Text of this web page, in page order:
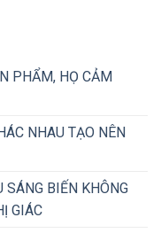
PHẨM, HỌ CẢM
NHAU TẠO NÊN
SÁNG BIẾN KHÔNG
GIÁC